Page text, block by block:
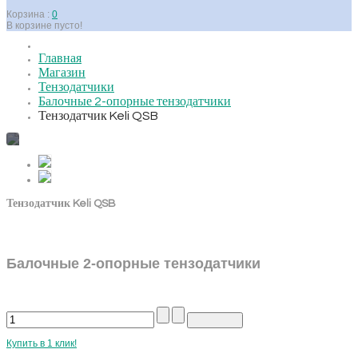
Корзина : 0
В корзине пусто!
Главная
Магазин
Тензодатчики
Балочные 2-опорные тензодатчики
Тензодатчик Keli QSB
Тензодатчик Keli QSB
Балочные 2-опорные тензодатчики
Купить в 1 клик!